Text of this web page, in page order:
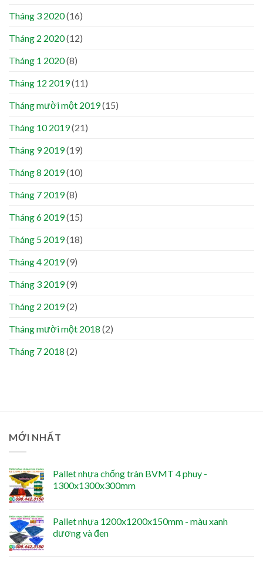
Tháng 3 2020(16)
Tháng 2 2020(12)
Tháng 1 2020(8)
Tháng 12 2019(11)
Tháng mười một 2019(15)
Tháng 10 2019(21)
Tháng 9 2019(19)
Tháng 8 2019(10)
Tháng 7 2019(8)
Tháng 6 2019(15)
Tháng 5 2019(18)
Tháng 4 2019(9)
Tháng 3 2019(9)
Tháng 2 2019(2)
Tháng mười một 2018 (2)
Tháng 7 2018 (2)
MỚI NHẤT
Pallet nhựa chống tràn BVMT 4 phuy -
1300x1300x300mm
Pallet nhựa 1200x1200x150mm - màu xanh
dương và đen